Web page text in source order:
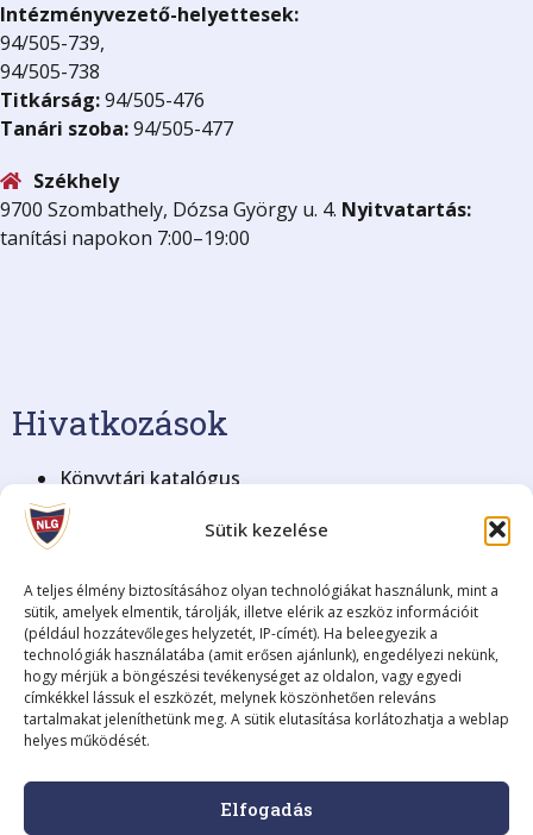
Sütik kezelése
A teljes élmény biztosításához olyan technológiákat használunk, mint a
sütik, amelyek elmentik, tárolják, illetve elérik az eszköz információit
(például hozzátevőleges helyzetét, IP-címét). Ha beleegyezik a
technológiák használatába (amit erősen ajánlunk), engedélyezi nekünk,
hogy mérjük a böngészési tevékenységet az oldalon, vagy egyedi
címkékkel lássuk el eszközét, melynek köszönhetően releváns
tartalmakat jeleníthetünk meg. A sütik elutasítása korlátozhatja a weblap
helyes működését.
Elfogadás
Intézményvezető-helyettesek:
94/505-739,
94/505-738
Titkárság:94/505-476
Tanári szoba:94/505-477
Székhely
9700 Szombathely, Dózsa György u. 4. Nyitvatartás:
tanítási napokon 7:00–19:00
Hivatkozások
Könyvtári katalógus
KRÉTA Elektronikus Napló
BME Nyelvvizsga
Adatkezelési tájékoztató
Fenntartó
Fenntartó neve:Szombathelyi Tankerületi Központ
Székhelye:9700 Szombathely, Kossuth Lajos utca 8.
A fenntartó elérhetősége:+36 (94) 795-225 •
szombathely@kk.gov.hu